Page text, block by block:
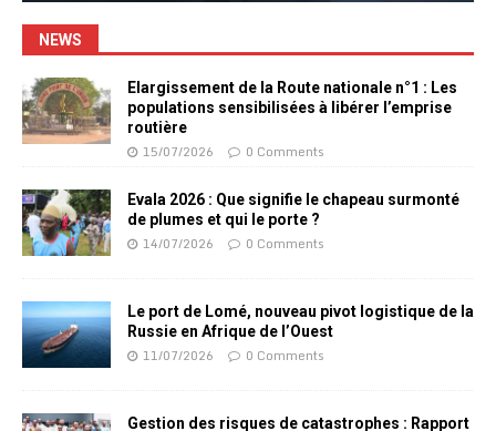
NEWS
Elargissement de la Route nationale n°1 : Les
populations sensibilisées à libérer l’emprise
routière
15/07/2026 0 Comments
Evala 2026 : Que signifie le chapeau surmonté
de plumes et qui le porte ?
14/07/2026 0 Comments
Le port de Lomé, nouveau pivot logistique de la
Russie en Afrique de l’Ouest
11/07/2026 0 Comments
Gestion des risques de catastrophes : Rapport